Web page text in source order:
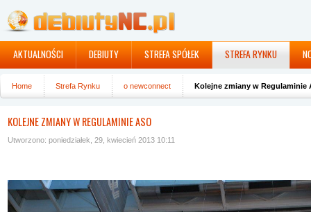
AKTUALNOŚCI DEBIUTY STREFA SPÓŁEK STREFA RYNKU
Home Strefa Rynku o newconnect Kolejne zmiany w Regulaminie
KOLEJNE ZMIANY W REGULAMINIE ASO
Utworzono: poniedziałek, 29, kwiecień 2013 10:11